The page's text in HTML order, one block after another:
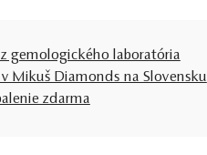
gemologického laboratória
Mikuš Diamonds na Slovensku
zdarma